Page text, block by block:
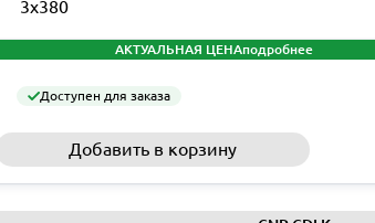
3x380
АКТУАЛЬНАЯ ЦЕНАподробнее
Доступен для заказа
Добавить в корзину